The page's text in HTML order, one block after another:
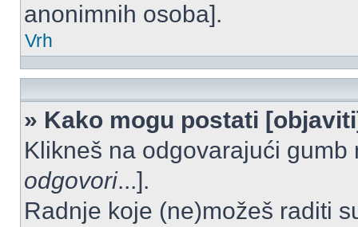
anonimnih osoba].
Vrh
» Kako mogu postati
Klikneš na odgovarajući
odgovori...].
Radnje koje (ne)možeš raditi